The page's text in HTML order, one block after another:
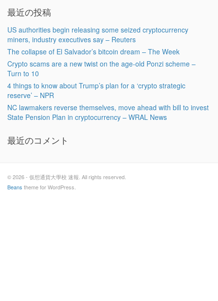
最近の投稿
US authorities begin releasing some seized cryptocurrency
miners, industry executives say – Reuters
The collapse of El Salvador’s bitcoin dream – The Week
Crypto scams are a new twist on the age-old Ponzi scheme –
Turn to 10
4 things to know about Trump’s plan for a ‘crypto strategic
reserve’ – NPR
NC lawmakers reverse themselves, move ahead with bill to invest
State Pension Plan in cryptocurrency – WRAL News
最近のコメント
© 2026 - 仮想通貨大學校 速報. All rights reserved.
Beans theme for WordPress.